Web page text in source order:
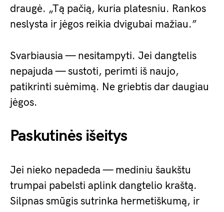
draugė. „Tą pačią, kuria platesniu. Rankos
neslysta ir jėgos reikia dvigubai mažiau.”
Svarbiausia — nesitampyti. Jei dangtelis
nepajuda — sustoti, perimti iš naujo,
patikrinti suėmimą. Ne griebtis dar daugiau
jėgos.
Paskutinės išeitys
Jei nieko nepadeda — mediniu šaukštu
trumpai pabelsti aplink dangtelio kraštą.
Silpnas smūgis sutrinka hermetiškumą, ir